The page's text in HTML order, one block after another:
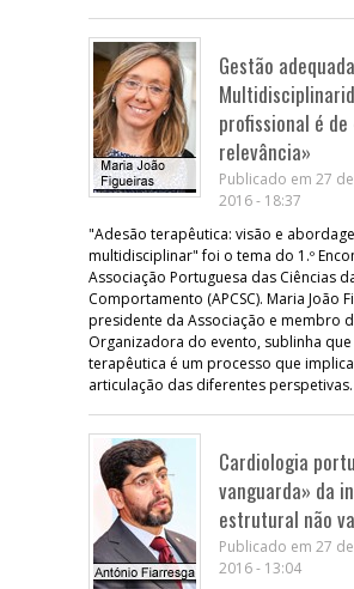
Gestão
profissional é
relevância»
Publicado em 27
2016 - 18:37
"Adesão terapêutica: visão e
multidisciplinar" foi o tema do 1.º
Associação Portuguesa das Ciências
Comportamento (APCSC). Maria João
presidente da Associação e membro
Organizadora do evento, sublinha
terapêutica é um processo que
articulação das diferentes perspetivas.
Cardiologia
vanguarda» da
estrutural não
Publicado em 27
2016 - 13:04